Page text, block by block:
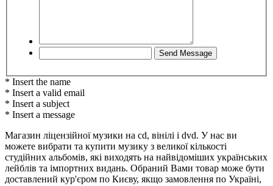
* Insert the name
* Insert a valid email
* Insert a subject
* Insert a message
Магазин ліцензійної музики на cd, вінілі і dvd. У нас ви
можете вибрати та купити музику з великої кількості
студійних альбомів, які виходять на найвідоміших українських
лейблів та імпортних видань. Обраний Вами товар може бути
доставлений кур'єром по Києву, якщо замовлення по Україні,